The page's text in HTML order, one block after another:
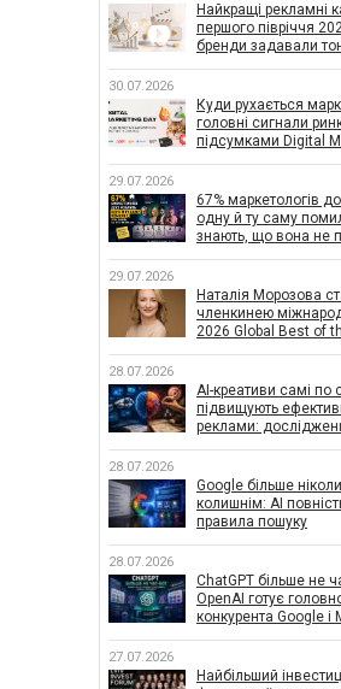
Найкращі рекламні
першого півріччя
бренди задавали тон
30.07.2026
Куди рухається
головні сигнали
підсумками Digital
29.07.2026
67% маркетологів
одну й ту саму
знають, що вона не
29.07.2026
Наталія Морозова
членкинею
2026 Global Best of
28.07.2026
AI-креативи самі по
підвищують
реклами:
впливає на
кампаній
28.07.2026
Google більше
колишнім: AI
правила пошуку
28.07.2026
ChatGPT більше не
OpenAI готує
конкурента Google і
27.07.2026
Найбільший